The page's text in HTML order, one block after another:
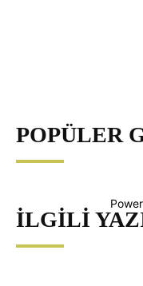
POPÜLER
İLGILI